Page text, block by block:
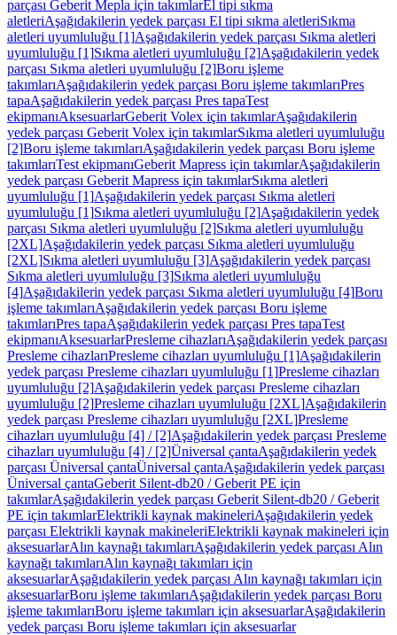
parçası Geberit Mepla için takımlarEl tipi sıkma
aletleriAşağıdakilerin yedek parçası El tipi sıkma aletleriSıkma
aletleri uyumluluğu [1]Aşağıdakilerin yedek parçası Sıkma aletleri
uyumluluğu [1]Sıkma aletleri uyumluluğu [2]Aşağıdakilerin yedek
parçası Sıkma aletleri uyumluluğu [2]Boru işleme
takımlarıAşağıdakilerin yedek parçası Boru işleme takımlarıPres
tapaAşağıdakilerin yedek parçası Pres tapaTest
ekipmanıAksesuarlarGeberit Volex için takımlarAşağıdakilerin
yedek parçası Geberit Volex için takımlarSıkma aletleri uyumluluğu
[2]Boru işleme takımlarıAşağıdakilerin yedek parçası Boru işleme
takımlarıTest ekipmanıGeberit Mapress için takımlarAşağıdakilerin
yedek parçası Geberit Mapress için takımlarSıkma aletleri
uyumluluğu [1]Aşağıdakilerin yedek parçası Sıkma aletleri
uyumluluğu [1]Sıkma aletleri uyumluluğu [2]Aşağıdakilerin yedek
parçası Sıkma aletleri uyumluluğu [2]Sıkma aletleri uyumluluğu
[2XL]Aşağıdakilerin yedek parçası Sıkma aletleri uyumluluğu
[2XL]Sıkma aletleri uyumluluğu [3]Aşağıdakilerin yedek parçası
Sıkma aletleri uyumluluğu [3]Sıkma aletleri uyumluluğu
[4]Aşağıdakilerin yedek parçası Sıkma aletleri uyumluluğu [4]Boru
işleme takımlarıAşağıdakilerin yedek parçası Boru işleme
takımlarıPres tapaAşağıdakilerin yedek parçası Pres tapaTest
ekipmanıAksesuarlarPresleme cihazlarıAşağıdakilerin yedek parçası
Presleme cihazlarıPresleme cihazları uyumluluğu [1]Aşağıdakilerin
yedek parçası Presleme cihazları uyumluluğu [1]Presleme cihazları
uyumluluğu [2]Aşağıdakilerin yedek parçası Presleme cihazları
uyumluluğu [2]Presleme cihazları uyumluluğu [2XL]Aşağıdakilerin
yedek parçası Presleme cihazları uyumluluğu [2XL]Presleme
cihazları uyumluluğu [4] / [2]Aşağıdakilerin yedek parçası Presleme
cihazları uyumluluğu [4] / [2]Üniversal çantaAşağıdakilerin yedek
parçası Üniversal çantaÜniversal çantaAşağıdakilerin yedek parçası
Üniversal çantaGeberit Silent-db20 / Geberit PE için
takımlarAşağıdakilerin yedek parçası Geberit Silent-db20 / Geberit
PE için takımlarElektrikli kaynak makineleriAşağıdakilerin yedek
parçası Elektrikli kaynak makineleriElektrikli kaynak makineleri için
aksesuarlarAlın kaynağı takımlarıAşağıdakilerin yedek parçası Alın
kaynağı takımlarıAlın kaynağı takımları için
aksesuarlarAşağıdakilerin yedek parçası Alın kaynağı takımları için
aksesuarlarBoru işleme takımlarıAşağıdakilerin yedek parçası Boru
işleme takımlarıBoru işleme takımları için aksesuarlarAşağıdakilerin
yedek parçası Boru işleme takımları için aksesuarlar